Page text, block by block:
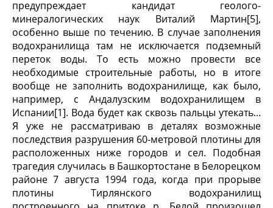
предупреждает кандидат геолого-
минералогических наук Виталий Мартин[5],
особенно выше по течению. В случае заполнения
водохранилища там не исключается подземный
переток воды. То есть можно провести все
необходимые строительные работы, но в итоге
вообще не заполнить водохранилище, как было,
например, с Андалузским водохранилищем в
Испании[1]. Вода будет как сквозь пальцы утекать...
Я уже не рассматриваю в деталях возможные
последствия разрушения 60-метровой плотины для
расположенных ниже городов и сел. Подобная
трагедия случилась в Башкортостане в Белорецком
районе 7 августа 1994 года, когда при прорыве
плотины Тирлянского водохранилищ